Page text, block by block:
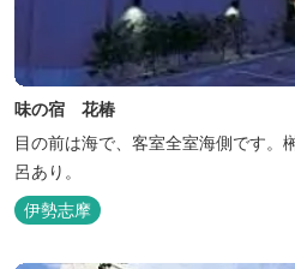
味の宿 花椿
目の前は海で、客室全室海側です。
呂あり。
伊勢志摩